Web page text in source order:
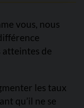
vous, nous
atteintes de
les taux
qu’il ne se